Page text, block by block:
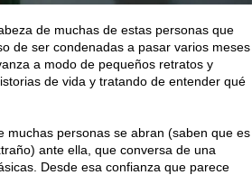
de muchas de estas personas que
de ser condenadas a pasar varios meses
a modo de pequeños retratos y
de vida y tratando de entender qué
muchas personas se abran (saben que es
ante ella, que conversa de una
Desde esa confianza que parece